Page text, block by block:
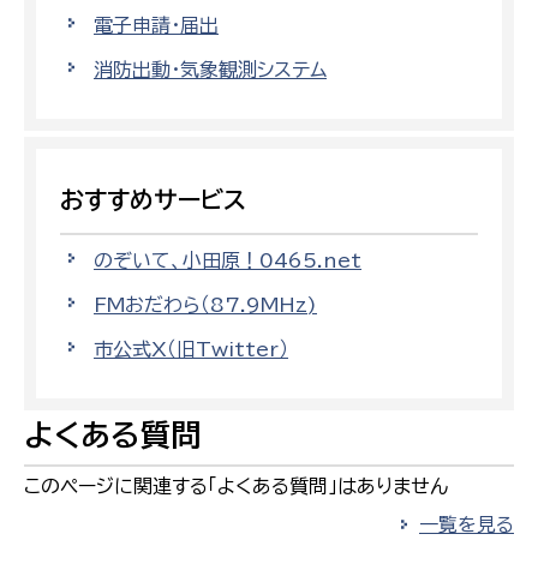
電子申請・届出
消防出動・気象観測システム
おすすめサービス
のぞいて、小田原！0465.net
FMおだわら（87.9MHz)
市公式X（旧Twitter）
よくある質問
このページに関連する「よくある質問」はありません
一覧を見る